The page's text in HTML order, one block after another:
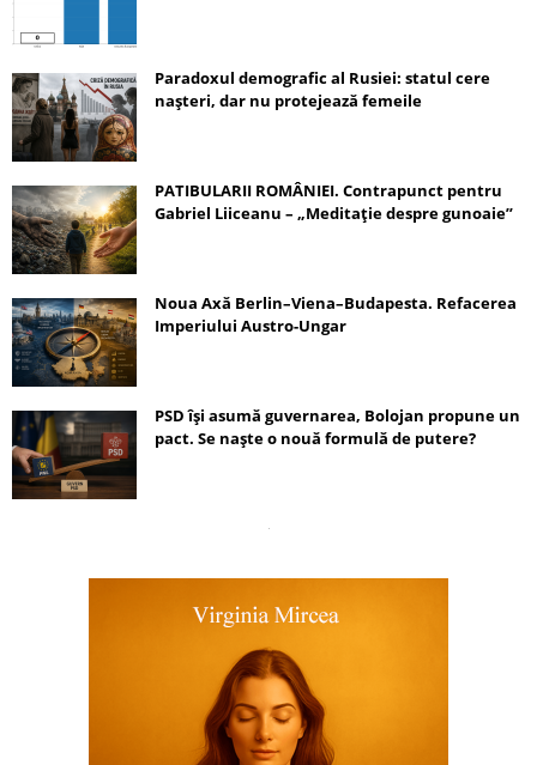
Paradoxul demografic al Rusiei: statul cere
nașteri, dar nu protejează femeile
PATIBULARII ROMÂNIEI. Contrapunct pentru
Gabriel Liiceanu – „Meditație despre gunoaie”
Noua Axă Berlin–Viena–Budapesta. Refacerea
Imperiului Austro-Ungar
PSD își asumă guvernarea, Bolojan propune un
pact. Se naște o nouă formulă de putere?